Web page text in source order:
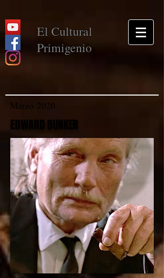
El Cultural
Primigenio
Marzo 2020
EDWARD BUNKER